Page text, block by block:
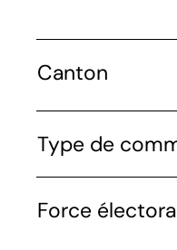
Canton
Type de
Force